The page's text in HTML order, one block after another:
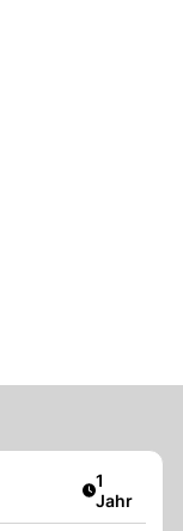
Artikel
1
Jahr